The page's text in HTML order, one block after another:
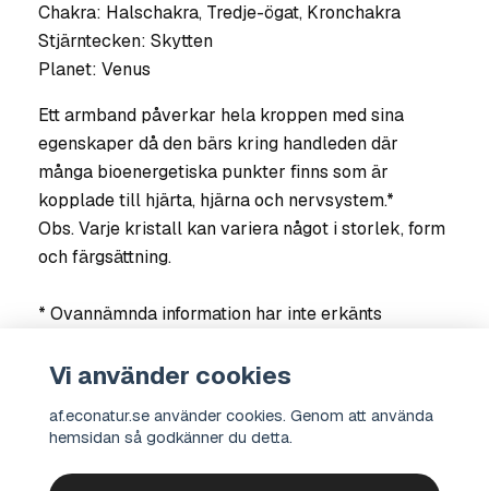
Chakra: Halschakra, Tredje-ögat, Kronchakra
Stjärntecken: Skytten
Planet: Venus
Ett armband påverkar hela kroppen med sina
egenskaper då den bärs kring handleden där
många bioenergetiska punkter finns som är
kopplade till hjärta, hjärna och nervsystem.*
Obs. Varje kristall kan variera något i storlek, form
och färgsättning.
* Ovannämnda information har inte erkänts
resultat från användare och terapeuter. Om du är
Vi använder cookies
af.econatur.se använder cookies. Genom att använda
hemsidan så godkänner du detta.